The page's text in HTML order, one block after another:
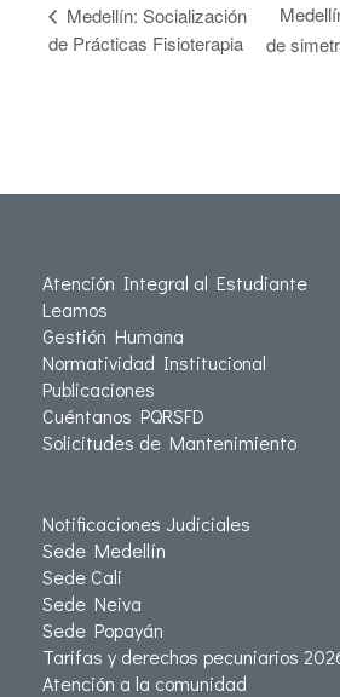
Medellín: Socialización
de Prácticas Fisioterapia
de
Atención Integral al Estudiante
Leamos
Gestión Humana
Normatividad Institucional
Publicaciones
Cuéntanos PQRSFD
Solicitudes de Mantenimiento
Notificaciones Judiciales
Sede Medellín
Sede Cali
Sede Neiva
Sede Popayán
Tarifas y derechos pecuniarios
Atención a la comunidad